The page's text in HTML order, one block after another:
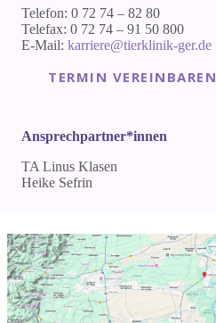
Telefon: 0 72 74 – 82 80
Telefax: 0 72 74 – 91 50 800
E-Mail: karriere@tierklinik-ger.de
TERMIN VEREINBAREN
Ansprechpartner*innen
TA Linus Klasen
Heike Sefrin